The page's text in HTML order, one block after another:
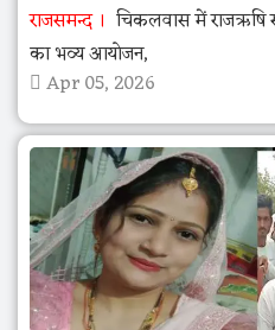
राजसमन्द
चिकलवास में राजऋषि
का भव्य आयोजन,
Apr 05, 2026